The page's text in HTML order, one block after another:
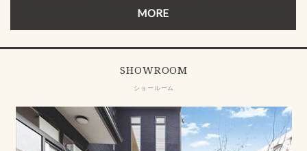
MORE
SHOWROOM
ショールーム